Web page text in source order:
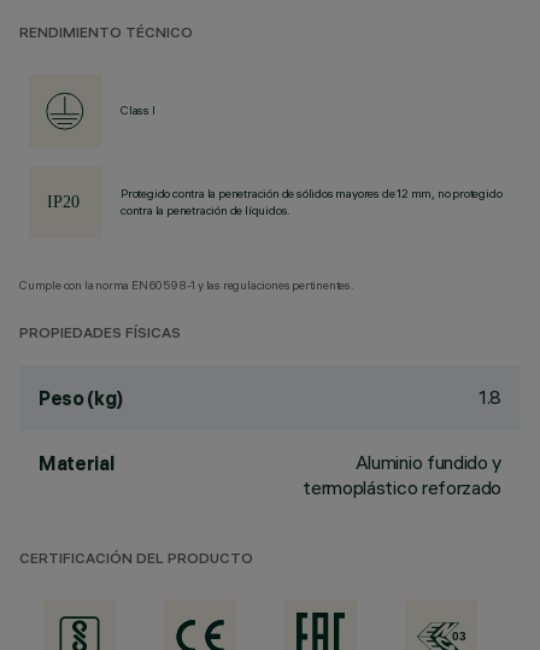
RENDIMIENTO TÉCNICO
Class I
Protegido contra la penetración de sólidos mayores de 12 mm, no protegido
contra la penetración de líquidos.
Cumple con la norma EN60598-1 y las regulaciones pertinentes.
PROPIEDADES FÍSICAS
Peso (kg) 1.8
Material
Aluminio fundido y
termoplástico reforzado
CERTIFICACIÓN DEL PRODUCTO